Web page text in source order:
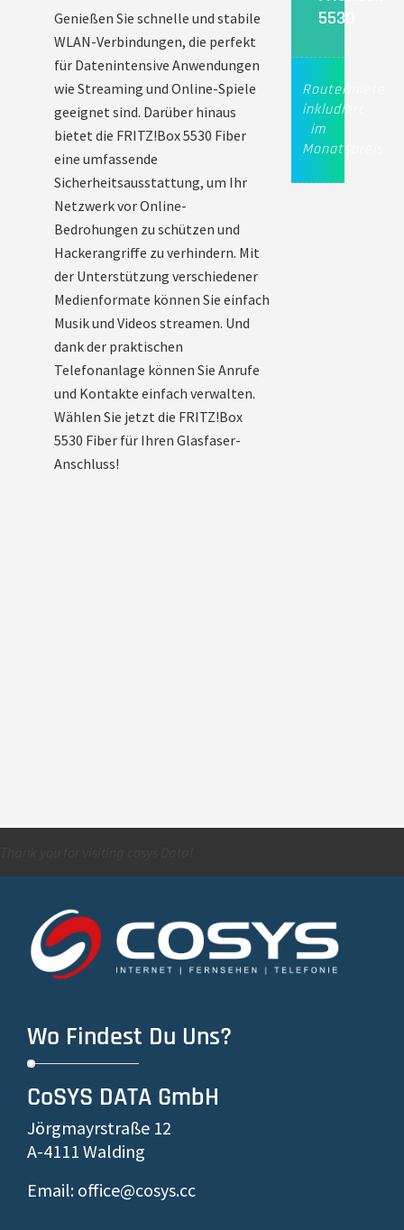
Genießen Sie schnelle und stabile
WLAN-Verbindungen, die perfekt
für Datenintensive Anwendungen
wie Streaming und Online-Spiele
geeignet sind. Darüber hinaus
bietet die FRITZ!Box 5530 Fiber
eine umfassende
Sicherheitsausstattung, um Ihr
Netzwerk vor Online-
Bedrohungen zu schützen und
Hackerangriffe zu verhindern. Mit
der Unterstützung verschiedener
Medienformate können Sie einfach
Musik und Videos streamen. Und
dank der praktischen
Telefonanlage können Sie Anrufe
und Kontakte einfach verwalten.
Wählen Sie jetzt die FRITZ!Box
5530 Fiber für Ihren Glasfaser-
Anschluss!
5530
Routermiete
inkludiert
im
Monatspreis
Wo Findest Du Uns?
CoSYS DATA GmbH
Jörgmayrstraße 12
A-4111 Walding
Email: office@cosys.cc